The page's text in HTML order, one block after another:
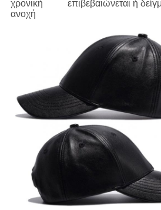
χρονική
ανοχή
επιβεβαιώνεται ή